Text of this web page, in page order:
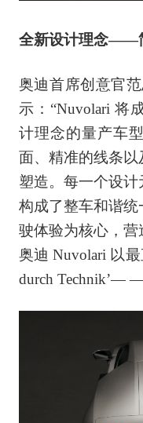
全新设计理念——
奥迪首席创意官范
示：“Nuvolari 将
计理念的量产车
面、精准的线条
塑造。每一个设
构成了整车和谐
驶体验为核心，营
奥迪 Nuvolari 以
durch Technik’—